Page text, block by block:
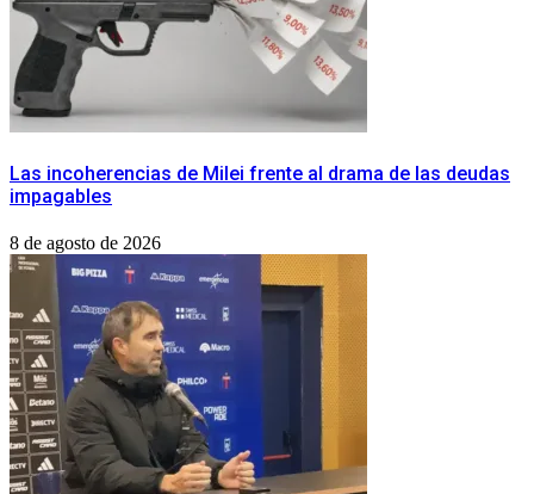
Las incoherencias de Milei frente al drama de las deudas
impagables
8 de agosto de 2026